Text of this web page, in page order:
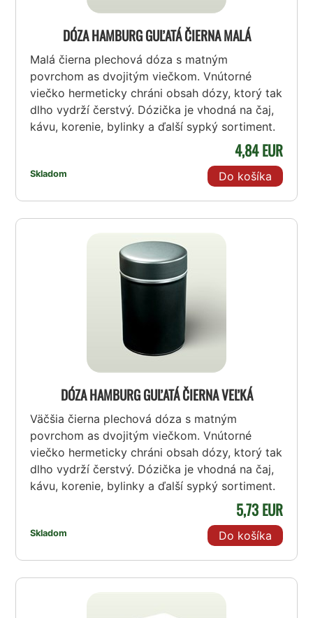
DÓZA HAMBURG GUĽATÁ ČIERNA MALÁ
Malá čierna plechová dóza s matným
povrchom as dvojitým viečkom. Vnútorné
viečko hermeticky chráni obsah dózy, ktorý tak
dlho vydrží čerstvý. Dózička je vhodná na čaj,
kávu, korenie, bylinky a ďalší sypký sortiment.
Skladom
4,84 EUR
Do košíka
DÓZA HAMBURG GUĽATÁ ČIERNA VEĽKÁ
Väčšia čierna plechová dóza s matným
povrchom as dvojitým viečkom. Vnútorné
viečko hermeticky chráni obsah dózy, ktorý tak
dlho vydrží čerstvý. Dózička je vhodná na čaj,
kávu, korenie, bylinky a ďalší sypký sortiment.
Skladom
5,73 EUR
Do košíka